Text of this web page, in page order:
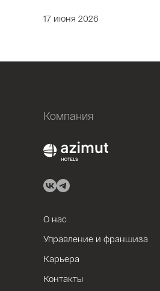
17 июня 2026
Компания
О нас
Управление и франшиза
Карьера
Контакты